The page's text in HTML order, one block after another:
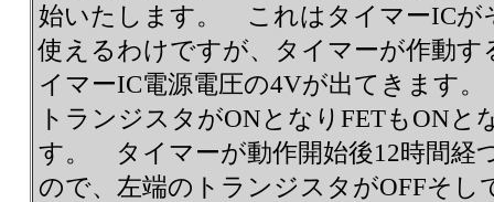
始いたします。 これはタイマーICが
使えるわけですが、タイマーが作動す
イマーIC電源電圧の4Vが出てきます
トランジスタがONとなりFETもONと
す。 タイマーが動作開始後12時間経
ので、左端のトランジスタがOFFそ